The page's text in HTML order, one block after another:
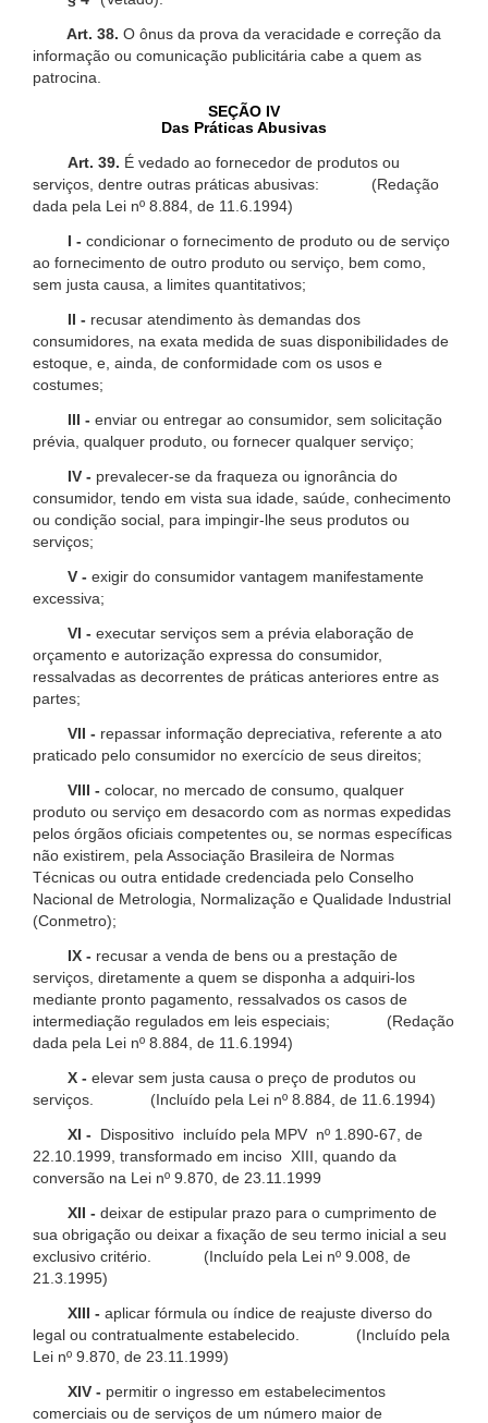
Art. 38. O ônus da prova da veracidade e correção da
informação ou comunicação publicitária cabe a quem as
patrocina.
SEÇÃO IV
Das Práticas Abusivas
Art. 39. É vedado ao fornecedor de produtos ou
serviços, dentre outras práticas abusivas: (Redação
dada pela Lei nº 8.884, de 11.6.1994)
I - condicionar o fornecimento de produto ou de serviço
ao fornecimento de outro produto ou serviço, bem como,
sem justa causa, a limites quantitativos;
II - recusar atendimento às demandas dos
consumidores, na exata medida de suas disponibilidades de
estoque, e, ainda, de conformidade com os usos e
costumes;
III - enviar ou entregar ao consumidor, sem solicitação
prévia, qualquer produto, ou fornecer qualquer serviço;
IV - prevalecer-se da fraqueza ou ignorância do
consumidor, tendo em vista sua idade, saúde, conhecimento
ou condição social, para impingir-lhe seus produtos ou
serviços;
V - exigir do consumidor vantagem manifestamente
excessiva;
VI - executar serviços sem a prévia elaboração de
orçamento e autorização expressa do consumidor,
ressalvadas as decorrentes de práticas anteriores entre as
partes;
VII - repassar informação depreciativa, referente a ato
praticado pelo consumidor no exercício de seus direitos;
VIII - colocar, no mercado de consumo, qualquer
produto ou serviço em desacordo com as normas expedidas
pelos órgãos oficiais competentes ou, se normas específicas
não existirem, pela Associação Brasileira de Normas
Técnicas ou outra entidade credenciada pelo Conselho
Nacional de Metrologia, Normalização e Qualidade Industrial
(Conmetro);
IX - recusar a venda de bens ou a prestação de
serviços, diretamente a quem se disponha a adquiri-los
mediante pronto pagamento, ressalvados os casos de
intermediação regulados em leis especiais; (Redação
dada pela Lei nº 8.884, de 11.6.1994)
X - elevar sem justa causa o preço de produtos ou
serviços. (Incluído pela Lei nº 8.884, de 11.6.1994)
XI -
Dispositivo incluído pela MPV nº 1.890-67, de
22.10.1999, transformado em inciso XIII, quando da
conversão na Lei nº 9.870, de 23.11.1999
XII - deixar de estipular prazo para o cumprimento de
sua obrigação ou deixar a fixação de seu termo inicial a seu
exclusivo critério. (Incluído pela Lei nº 9.008, de
21.3.1995)
XIII - aplicar fórmula ou índice de reajuste diverso do
legal ou contratualmente estabelecido. (Incluído pela
Lei nº 9.870, de 23.11.1999)
XIV - permitir o ingresso em estabelecimentos
comerciais ou de serviços de um número maior de